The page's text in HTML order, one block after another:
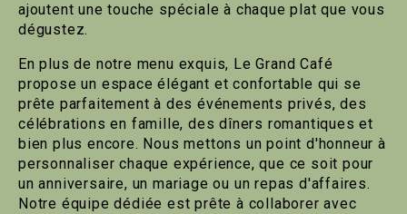
ajoutent une touche spéciale à chaque plat que vous
dégustez.
En plus de notre menu exquis, Le Grand Café
propose un espace élégant et confortable qui se
prête parfaitement à des événements privés, des
célébrations en famille, des dîners romantiques et
bien plus encore. Nous mettons un point d'honneur à
personnaliser chaque expérience, que ce soit pour
un anniversaire, un mariage ou un repas d'affaires.
Notre équipe dédiée est prête à collaborer avec